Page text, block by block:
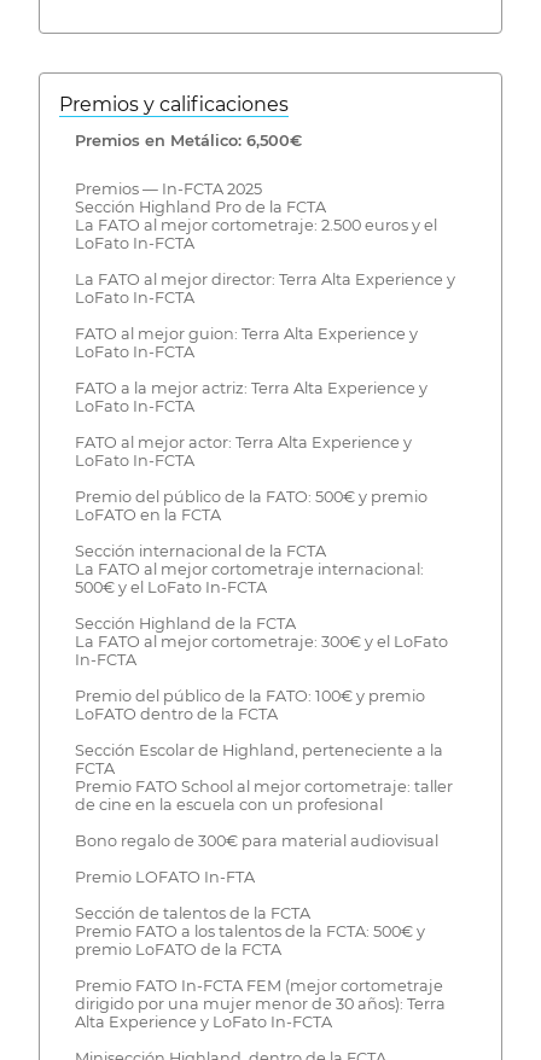
Premios y calificaciones
Premios en Metálico: 6,500€
Premios — In-FCTA 2025
Sección Highland Pro de la FCTA
La FATO al mejor cortometraje: 2.500 euros y el
LoFato In-FCTA
La FATO al mejor director: Terra Alta Experience y
LoFato In-FCTA
FATO al mejor guion: Terra Alta Experience y
LoFato In-FCTA
FATO a la mejor actriz: Terra Alta Experience y
LoFato In-FCTA
FATO al mejor actor: Terra Alta Experience y
LoFato In-FCTA
Premio del público de la FATO: 500€ y premio
LoFATO en la FCTA
Sección internacional de la FCTA
La FATO al mejor cortometraje internacional:
500€ y el LoFato In-FCTA
Sección Highland de la FCTA
La FATO al mejor cortometraje: 300€ y el LoFato
In-FCTA
Premio del público de la FATO: 100€ y premio
LoFATO dentro de la FCTA
Sección Escolar de Highland, perteneciente a la
FCTA
Premio FATO School al mejor cortometraje: taller
de cine en la escuela con un profesional
Bono regalo de 300€ para material audiovisual
Premio LOFATO In-FTA
Sección de talentos de la FCTA
Premio FATO a los talentos de la FCTA: 500€ y
premio LoFATO de la FCTA
Premio FATO In-FCTA FEM (mejor cortometraje
dirigido por una mujer menor de 30 años): Terra
Alta Experience y LoFato In-FCTA